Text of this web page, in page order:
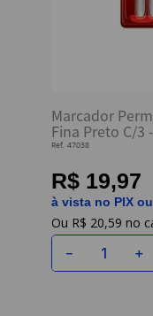
Marcador
Fina Preto C/3
Ref. 47038
R$ 19,97
à vista no PIX
R$ 20,59
＋
－